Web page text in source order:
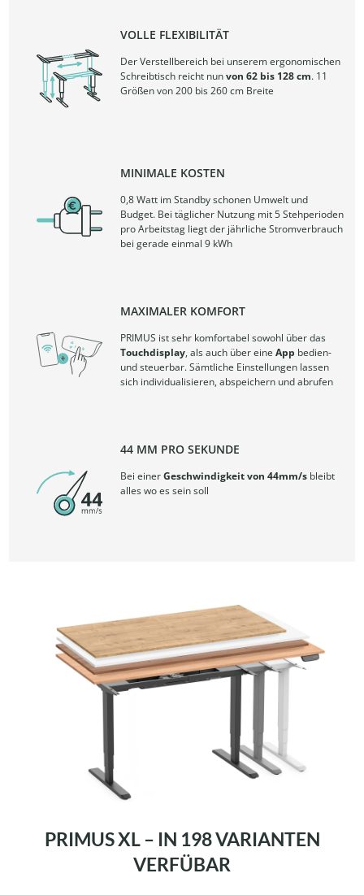
VOLLE FLEXIBILITÄT
Der Verstellbereich bei unserem ergonomischen
Schreibtisch reicht nunvon 62 bis 128 cm. 11
Größen von 200 bis 260 cm Breite
MINIMALE KOSTEN
0,8 Watt im Standby schonen Umwelt und
Budget. Bei täglicher Nutzung mit 5 Stehperioden
pro Arbeitstag liegt der jährliche Stromverbrauch
bei gerade einmal 9 kWh
MAXIMALER KOMFORT
PRIMUS ist sehr komfortabel sowohl über das
Touchdisplay, als auch über eineApp bedien-
und steuerbar. Sämtliche Einstellungen lassen
sich individualisieren, abspeichern und abrufen
44 MM PRO SEKUNDE
Bei einerGeschwindigkeit von 44mm/s bleibt
alles wo es sein soll
PRIMUS XL – IN 198 VARIANTEN
VERFÜBAR